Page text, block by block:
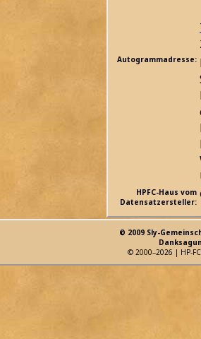
Autogrammadresse:
HPFC-Haus vom
Datensatzersteller:
© 2009 Sly-
© 2000–2026 | HP-